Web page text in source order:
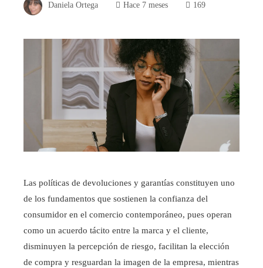
Daniela Ortega Hace 7 meses 169
Las políticas de devoluciones y garantías constituyen uno
de los fundamentos que sostienen la confianza del
consumidor en el comercio contemporáneo, pues operan
como un acuerdo tácito entre la marca y el cliente,
disminuyen la percepción de riesgo, facilitan la elección
de compra y resguardan la imagen de la empresa, mientras